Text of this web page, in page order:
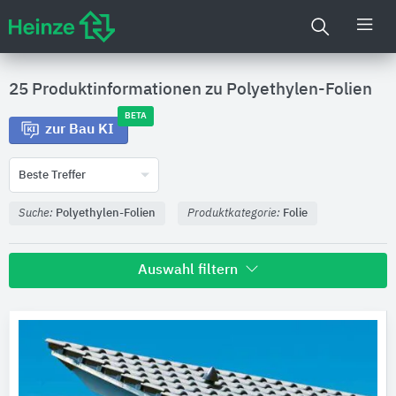
25 Produktinformationen zu Polyethylen-Folien
zur Bau KI
BETA
Beste Treffer
Suche: Polyethylen-Folien Produktkategorie: Folie
Auswahl filtern
Paul Bauder
Schlüter-Systems